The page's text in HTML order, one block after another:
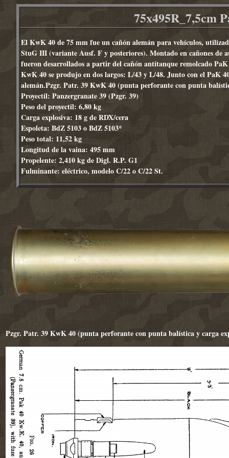
75x495R_7,5cm
El KwK 40 de 75 mm fue un cañón alemán para vehículos,
StuG III (variante Ausf. F y posteriores). Montado en cañones
fueron desarrollados a partir del cañón antitanque remolcado
KwK 40 se produjo en dos largos: L/43 y L/48. Junto con el PaK
alemán.Pzgr. Patr. 39 KwK 40 (punta perforante con punta
Proyectil: Panzergranate 39 (Pzgr. 39)
Peso del proyectil: 6,80 kg
Carga explosiva: 18 g de RDX/cera
Espoleta: BdZ 5103 o BdZ 5103*
Peso total: 11,52 kg
Longitud de la vaina: 495 mm
Propelente: 2,410 kg de Digl. R.P. G1
Fulminante: eléctrico, modelo C/22 o C/22 St.
Pzgr. Patr. 39 KwK 40 (punta perforante con punta balística y carga